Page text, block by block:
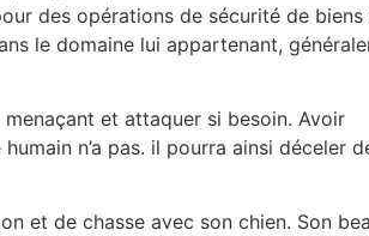
des opérations de sécurité de biens
le domaine lui appartenant,
et attaquer si besoin. Avoir
n’a pas. il pourra ainsi déceler
et de chasse avec son chien. Son